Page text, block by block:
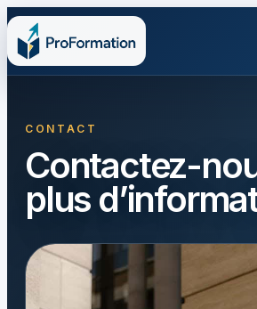
Contactez-
plus